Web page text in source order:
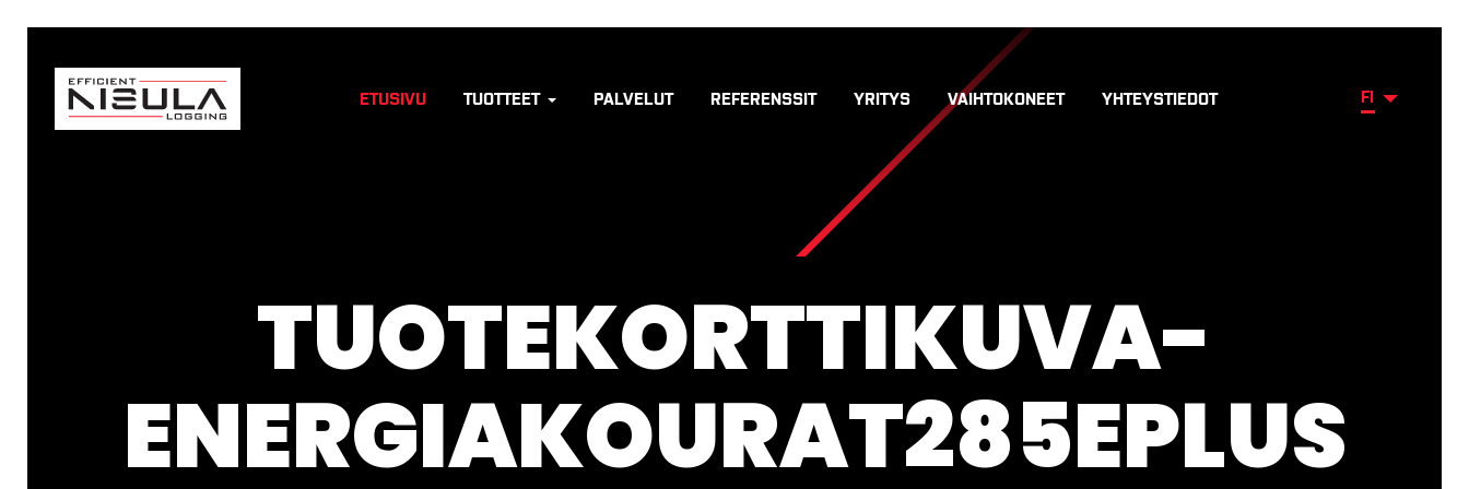
ETUSIVU TUOTTEET PALVELUT REFERENSSIT YRITYS VAIHTOKONEET YHTEYSTIEDOT FI
TUOTEKORTTIKUVA-
ENERGIAKOURAT285EPLUS